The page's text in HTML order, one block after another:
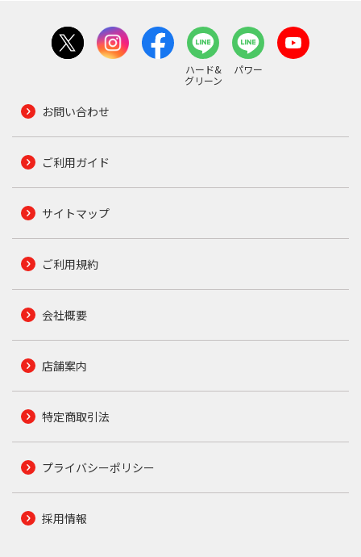
ハード&
グリーン
パワー
お問い合わせ
ご利用ガイド
サイトマップ
ご利用規約
会社概要
店舗案内
特定商取引法
プライバシーポリシー
採用情報